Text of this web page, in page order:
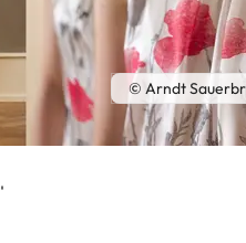
© Arndt